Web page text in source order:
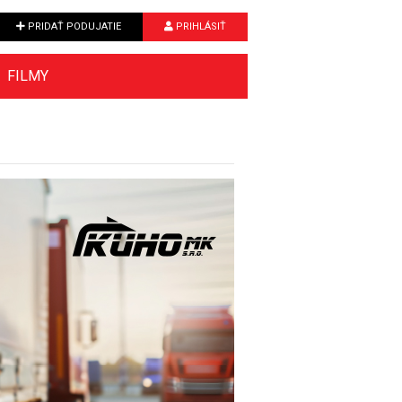
PRIDAŤ PODUJATIE PRIHLÁSIŤ
FILMY
Next